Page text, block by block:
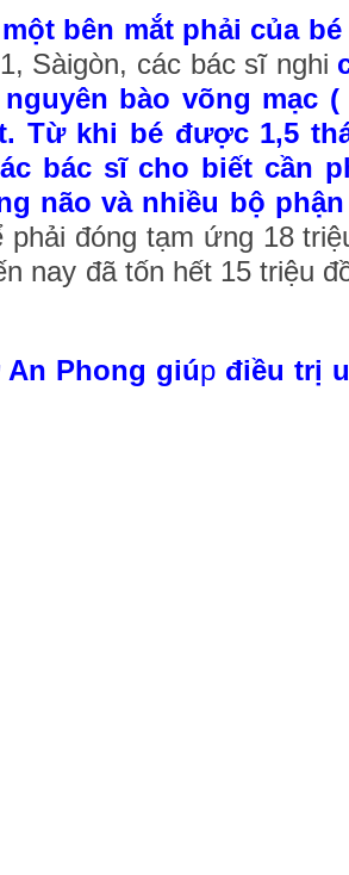
bên mắt phải của
Sàigòn, các bác sĩ nghi
bào võng mạc (
Từ khi bé được 1,5
bác sĩ cho biết cần
não và nhiều bộ phận
đóng tạm ứng 18
nay đã tốn hết 15 triệu
Phong giúp điều trị